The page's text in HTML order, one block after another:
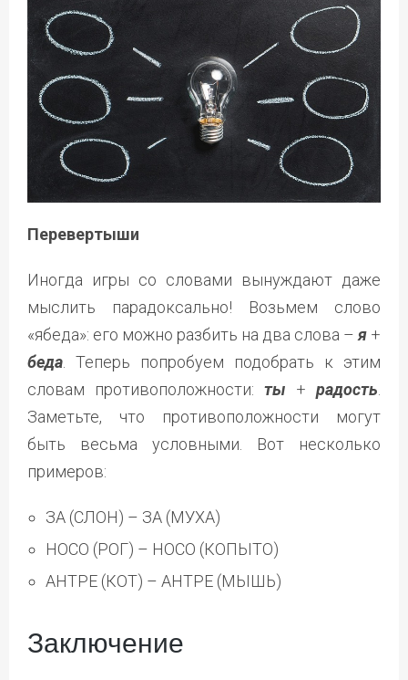
Перевертыши
Иногда игры со словами вынуждают даже
мыслить парадоксально! Возьмем слово
«ябеда»: его можно разбить на два слова – я +
беда . Теперь попробуем подобрать к этим
словам противоположности: ты + радость
Заметьте, что противоположности могут
быть весьма условными. Вот несколько
примеров:
ЗА (СЛОН) – ЗА (МУХА)
НОСО (РОГ) – НОСО (КОПЫТО)
АНТРЕ (КОТ) – АНТРЕ (МЫШЬ)
Заключение